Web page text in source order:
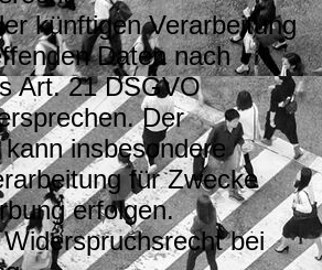
künftigen Verarbeitung
Daten nach
Art. 21 DSGVO
Der
insbesondere
für Zwecke
erfolgen.
bei